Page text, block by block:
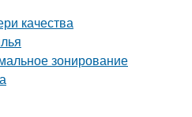
качества
зонирование